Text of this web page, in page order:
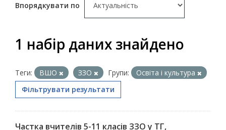
Впорядкувати по
1 набір даних знайдено
Теги: ВШО ЗЗО Групи:
Освіта і культура
Фільтрувати результати
Частка вчителів 5-11 класів ЗЗО у ТГ,